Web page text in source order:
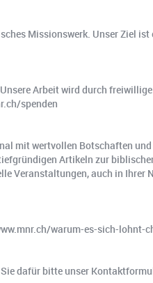
Missionswerk. Unser Ziel
Arbeit wird durch
spenden
mit wertvollen
Artikeln zur
Veranstaltungen, auch in
warum-es-sich-
Sie dafür bitte unser